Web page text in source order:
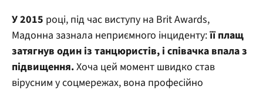
У 2015 році, під час виступу на Brit Awards,
Мадонна зазнала неприємного інциденту:її плащ
затягнув один із танцюристів, і співачка впала з
підвищення.Хоча цей момент швидко став
вірусним у соцмережах, вона професійно